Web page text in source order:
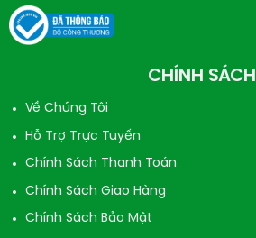
CHÍNH SÁCH
Về Chúng Tôi
Hỗ Trợ Trực Tuyến
Chính Sách Thanh Toán
Chính Sách Giao Hàng
Chính Sách Bảo Mật